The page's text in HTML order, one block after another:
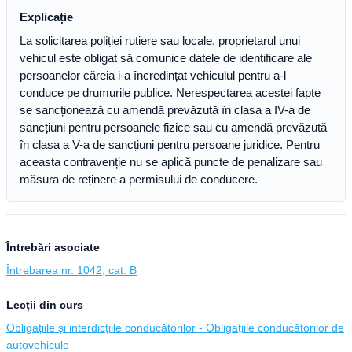
Explicație
La solicitarea poliției rutiere sau locale, proprietarul unui
vehicul este obligat să comunice datele de identificare ale
persoanelor căreia i-a încredințat vehiculul pentru a-l
conduce pe drumurile publice. Nerespectarea acestei fapte
se sancționează cu amendă prevăzută în clasa a IV-a de
sancțiuni pentru persoanele fizice sau cu amendă prevăzută
în clasa a V-a de sancțiuni pentru persoane juridice. Pentru
aceasta contravenție nu se aplică puncte de penalizare sau
măsura de reținere a permisului de conducere.
Întrebări asociate
Întrebarea nr. 1042, cat. B
Lecții din curs
Obligațiile și interdicțiile conducătorilor - Obligațiile conducătorilor de
autovehicule